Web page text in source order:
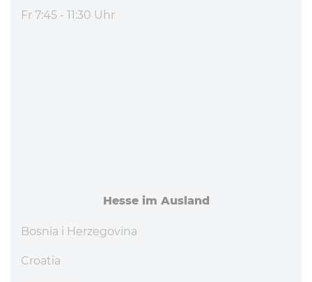
Fr 7:45 - 11:30 Uhr
Hesse im Ausland
Bosnia i Herzegovina
Croatia